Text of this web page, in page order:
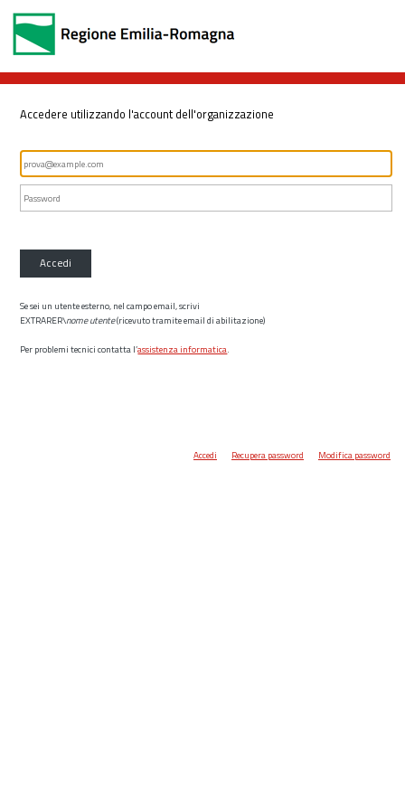
Accedere utilizzando l'account dell'organizzazione
Accedi
Se sei un utente esterno, nel campo email, scrivi
EXTRARER\nome utente(ricevuto tramite email di abilitazione)
Per problemi tecnici contatta l’assistenza informatica.
Accedi Recupera password Modifica password